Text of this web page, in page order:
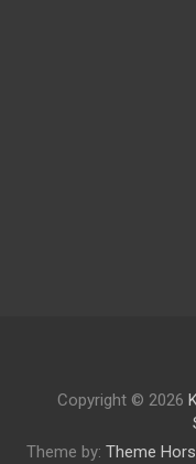
Copyright © 2026
Theme by: Theme